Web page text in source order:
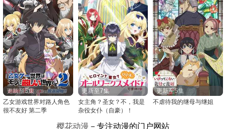
更新至5集
乙女游戏世界对路人角色
很不友好 第二季
更新至7集
女主角？圣女？不，我是
杂役女仆（自豪）！
更新至5集
不虐待我的继母与继姐
樱花动漫 －专注动漫的门户网站